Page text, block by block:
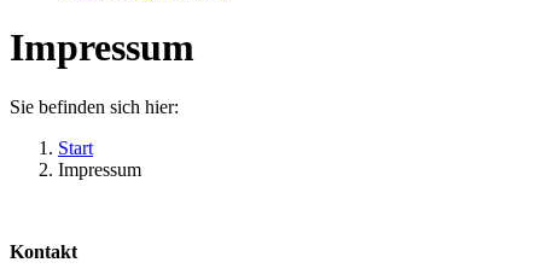
Impressum
Sie befinden sich hier:
Start
Impressum
Kontakt